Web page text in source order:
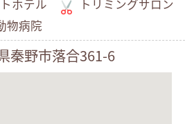
ホテル
トリミングサロン
物病院
秦野市落合361-6